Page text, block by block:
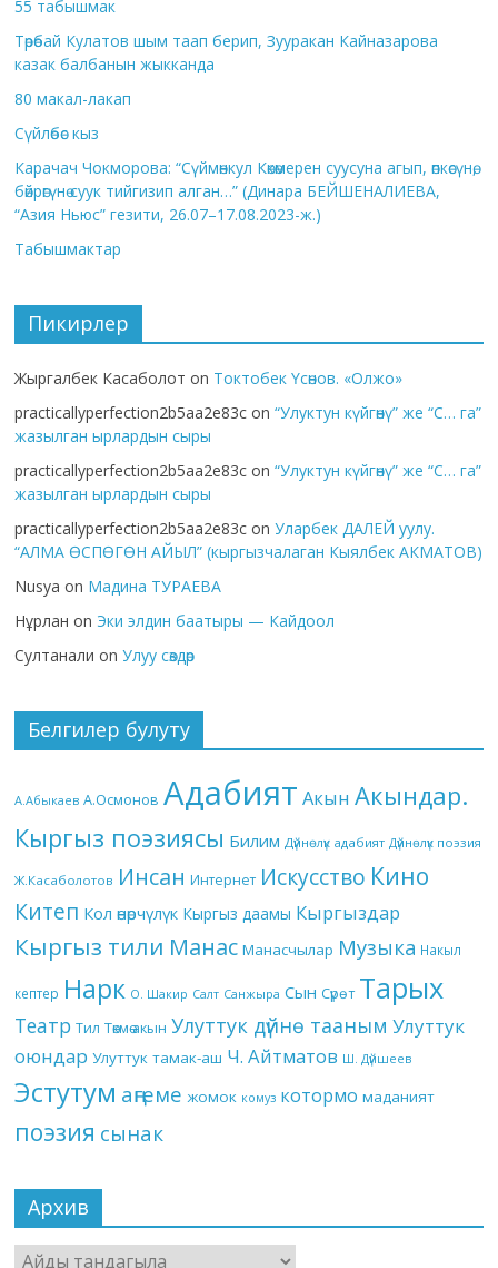
55 табышмак
Төрөбай Кулатов шым таап берип, Зууракан Кайназарова
казак балбанын жыкканда
80 макал-лакап
Сүйлөбөс кыз
Карачач Чокморова: “Сүймөнкул Көкөмерен суусуна агып, өпкөсүнө,
бөйрөгүнө суук тийгизип алган…” (Динара БЕЙШЕНАЛИЕВА,
“Азия Ньюс” гезити, 26.07–17.08.2023-ж.)
Табышмактар
Пикирлер
Жыргалбек Касаболот on Токтобек Үсөнов. «Олжо»
practicallyperfection2b5aa2e83c on“Улуктун күйгөнү” же “С… га”
жазылган ырлардын сыры
practicallyperfection2b5aa2e83c on“Улуктун күйгөнү” же “С… га”
жазылган ырлардын сыры
practicallyperfection2b5aa2e83c onУларбек ДАЛЕЙ уулу.
“АЛМА ӨСПӨГӨН АЙЫЛ” (кыргызчалаган Кыялбек АКМАТОВ)
Nusya on Мадина ТУРАЕВА
Нұрлан on Эки элдин баатыры — Кайдоол
Султанали onУлуу сөздөр
Белгилер булуту
А.Абыкаев А.Осмонов Адабият Акын Акындар.
Кыргыз поэзиясы Билим Дүйнөлүк адабият Дүйнөлүк поэзия
Ж.Касаболотов Инсан Интернет Искусство Кино
Китеп Кол өнөрчүлүк Кыргыз даамы Кыргыздар
Кыргыз тили Манас Манасчылар Музыка Накыл
кептер Нарк О. Шакир Салт Санжыра Сын Сүрөт Тарых
Театр Тил Төкмө акын Улуттук дүйнө тааным Улуттук
оюндар Улуттук тамак-аш Ч. Айтматов Ш. Дүйшеев
Эстутум аңгеме жомок комуз котормо маданият
поэзия сынак
Архив
Архив